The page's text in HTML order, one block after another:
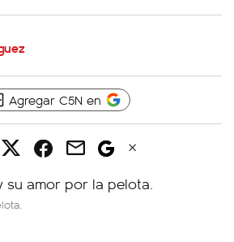
Agregar C5N en